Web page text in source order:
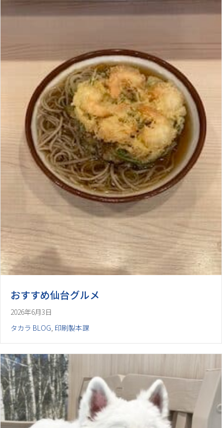
おすすめ仙台グルメ
2026年6月3日
タカラ BLOG 印刷製本課